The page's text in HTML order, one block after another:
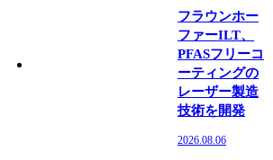
フラウンホー
ファーILT、
PFASフリーコ
ーティングの
レーザー製造
技術を開発
2026.08.06